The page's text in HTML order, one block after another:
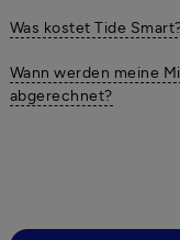
Was kostet Tide
Wann werden meine
abgerechnet?